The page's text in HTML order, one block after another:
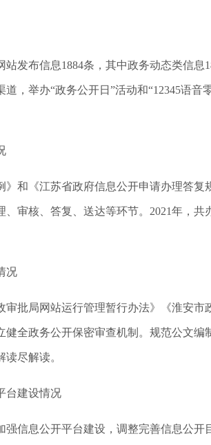
站发布信息1884条，其中政务动态类信
道，举办“政务公开日”活动和“12345语
》和《江苏省政府信息公开申请办理答
、审核、答复、送达等环节。2021年，
况
审批局网站运行管理暂行办法》《淮安
健全政务公开保密审查机制。规范公文
尽解读。
台建设情况
强信息公开平台建设，调整完善信息公